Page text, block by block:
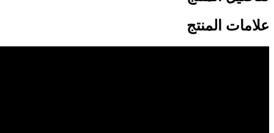
علامات المنتج